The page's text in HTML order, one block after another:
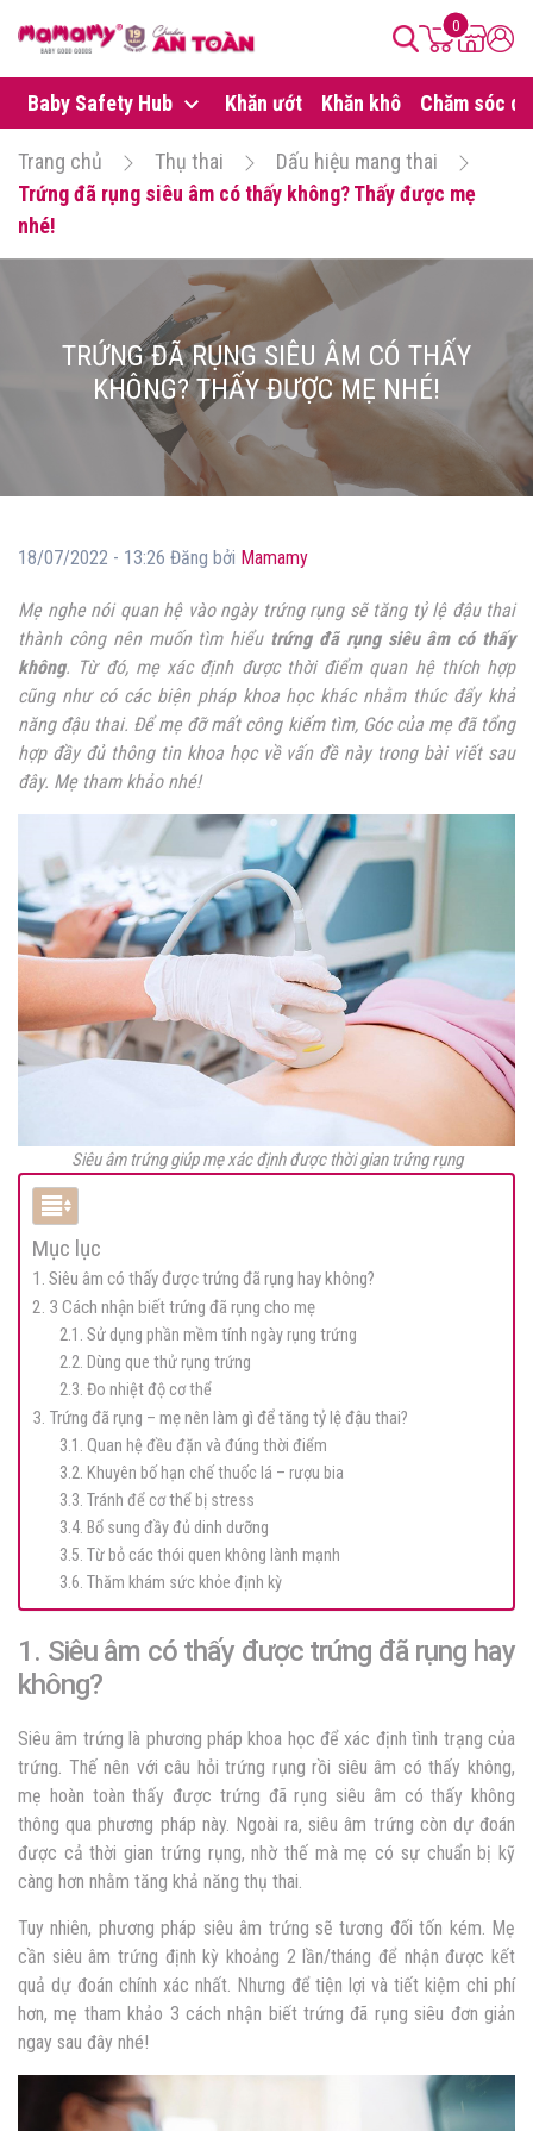
0
Baby Safety Hub Khăn ướt Khăn khô Chăm sóc da
Trang chủ Thụ thai
Dấu hiệu mang thai
Trứng đã rụng siêu âm có thấy không? Thấy được mẹ
nhé!
TRỨNG ĐÃ RỤNG SIÊU ÂM CÓ THẤY
KHÔNG? THẤY ĐƯỢC MẸ NHÉ!
18/07/2022 - 13:26 Đăng bởi Mamamy
Mẹ nghe nói quan hệ vào ngày trứng rụng sẽ tăng tỷ lệ đậu thai
thành công nên muốn tìm hiểu trứng đã rụng siêu âm có thấy
không. Từ đó, mẹ xác định được thời điểm quan hệ thích hợp
cũng như có các biện pháp khoa học khác nhằm thúc đẩy khả
năng đậu thai. Để mẹ đỡ mất công kiếm tìm, Góc của mẹ đã tổng
hợp đầy đủ thông tin khoa học về vấn đề này trong bài viết sau
đây. Mẹ tham khảo nhé!
Siêu âm trứng giúp mẹ xác định được thời gian trứng rụng
Mục lục
1. Siêu âm có thấy được trứng đã rụng hay không?
2. 3 Cách nhận biết trứng đã rụng cho mẹ
2.1. Sử dụng phần mềm tính ngày rụng trứng
2.2. Dùng que thử rụng trứng
2.3. Đo nhiệt độ cơ thể
3. Trứng đã rụng – mẹ nên làm gì để tăng tỷ lệ đậu thai?
3.1. Quan hệ đều đặn và đúng thời điểm
3.2. Khuyên bố hạn chế thuốc lá – rượu bia
3.3. Tránh để cơ thể bị stress
3.4. Bổ sung đầy đủ dinh dưỡng
3.5. Từ bỏ các thói quen không lành mạnh
3.6. Thăm khám sức khỏe định kỳ
1. Siêu âm có thấy được trứng đã rụng hay
không?
Siêu âm trứng là phương pháp khoa học để xác định tình trạng của
trứng. Thế nên với câu hỏitrứng rụng rồi siêu âm có thấy không,
mẹ hoàn toàn thấy được trứng đã rụng siêu âm có thấy không
thông qua phương pháp này. Ngoài ra, siêu âm trứng còn dự đoán
được cả thời gian trứng rụng, nhờ thế mà mẹ có sự chuẩn bị kỹ
càng hơn nhằm tăng khả năng thụ thai.
Tuy nhiên, phương pháp siêu âm trứng sẽ tương đối tốn kém. Mẹ
cần siêu âm trứng định kỳ khoảng 2 lần/tháng để nhận được kết
quả dự đoán chính xác nhất. Nhưng để tiện lợi và tiết kiệm chi phí
hơn, mẹ tham khảo 3 cách nhận biết trứng đã rụng siêu đơn giản
ngay sau đây nhé!